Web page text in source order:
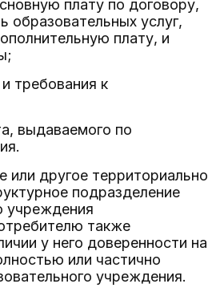
плату по договору,
образовательных услуг,
плату, и
требования к
выдаваемого по
или другое территориально
подразделение
учреждения
также
у него доверенности на
или частично
учреждения.